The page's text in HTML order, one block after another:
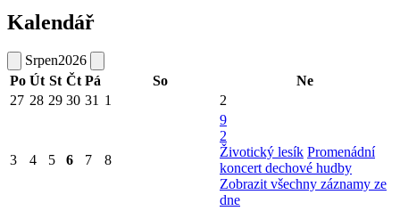
Kalendář
Srpen2026
Po Út St Čt Pá So
Ne
27 28 29 30 31 1 2
3 4 5 6 7 8
9
2
Životický lesík Promenádní
koncert dechové hudby
Zobrazit všechny záznamy ze
dne